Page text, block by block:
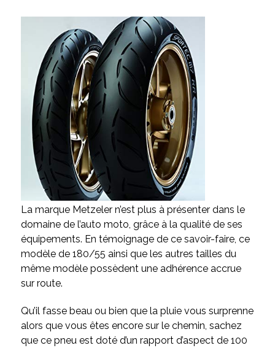
La marque Metzeler n’est plus à présenter dans le
domaine de l’auto moto, grâce à la qualité de ses
équipements. En témoignage de ce savoir-faire, ce
modèle de 180/55 ainsi que les autres tailles du
même modèle possèdent une adhérence accrue
sur route.
Qu’il fasse beau ou bien que la pluie vous surprenne
alors que vous êtes encore sur le chemin, sachez
que ce pneu est doté d’un rapport d’aspect de 100